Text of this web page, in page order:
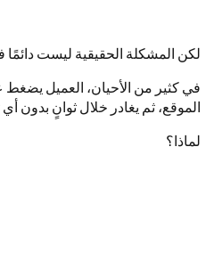
لكن المشكلة الحقيقية ليست دائمًا
في كثير من الأحيان، العميل يضغط
الموقع، ثم يغادر خلال ثوانٍ بدون
لماذا؟